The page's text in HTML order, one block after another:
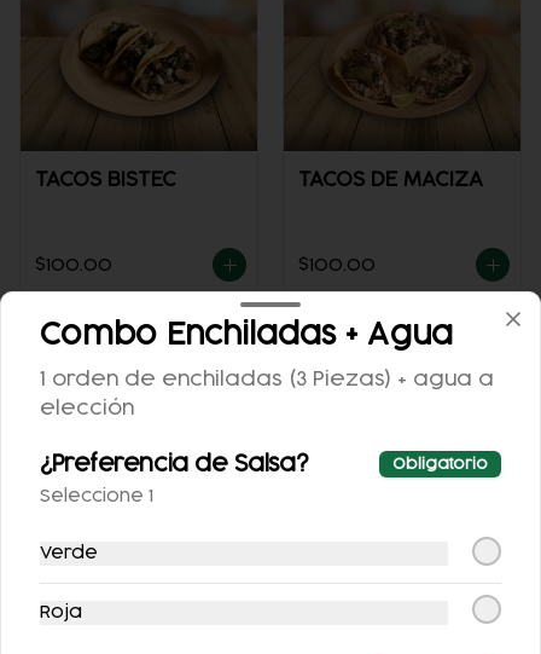
TACOS BISTEC
$100.00
TACOS DE MACIZA
$100.00
TACOS DE SURTIDA
$100.00
Combo Enchiladas + Agua
1 orden de enchiladas (3 Piezas) + agua a
elección
¿Preferencia de Salsa? Obligatorio
Seleccione 1
Verde
Roja